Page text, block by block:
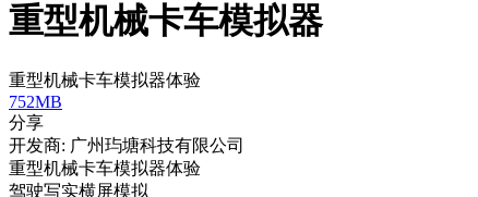
重型机械卡车模拟器
重型机械卡车模拟器体验
752MB
分享
开发商: 广州玙塘科技有限公司
重型机械卡车模拟器体验
驾驶写实横屏模拟